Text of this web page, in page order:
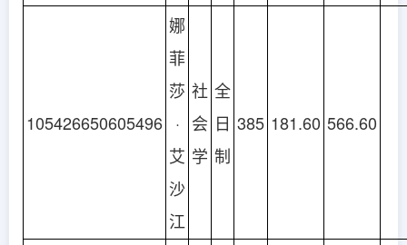
105426650605496
娜
菲
莎
·
艾
沙
江
社
会
学
全
日
制
385 181.60 566.60